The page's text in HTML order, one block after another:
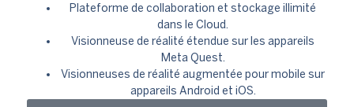
Plateforme de collaboration et stockage illimité
dans le Cloud.
Visionneuse de réalité étendue sur les appareils
Meta Quest.
Visionneuses de réalité augmentée pour mobile sur
appareils Android et iOS.